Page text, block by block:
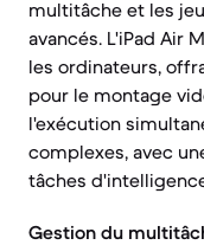
multitâche et les
avancés. L'iPad Air
les ordinateurs,
pour le montage
l'exécution
complexes, avec
tâches
Gestion du